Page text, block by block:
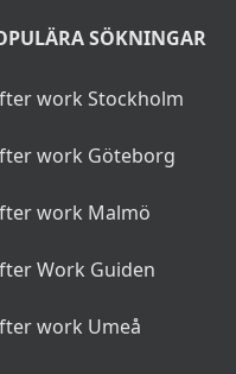
SÖKNINGAR
work Stockholm
work Göteborg
work Malmö
Work Guiden
work Umeå